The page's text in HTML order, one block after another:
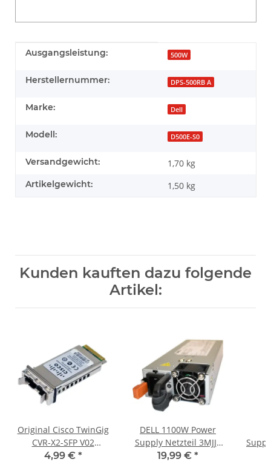
Produkteigenschaft
Wert
Ausgangsleistung: 500W
Herstellernummer: DPS-500RB A
Marke: Dell
Modell: D500E-S0
Versandgewicht: 1,70 kg
Artikelgewicht: 1,50 kg
Kunden kauften dazu folgende
Artikel:
Original Cisco TwinGig
CVR-X2-SFP V02
Converter Module
4,99 € *
DELL 1100W Power
Supply Netzteil 3MJJP
01Y45R 7001515-J100
19,99 € *